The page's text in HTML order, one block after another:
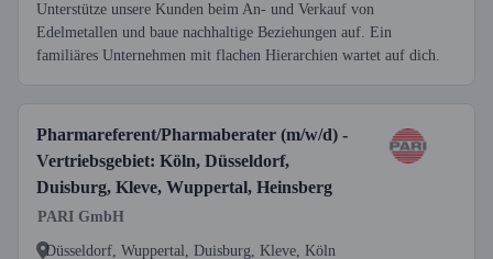
Unterstütze unsere Kunden beim An- und Verkauf von
Edelmetallen und baue nachhaltige Beziehungen auf. Ein
familiäres Unternehmen mit flachen Hierarchien wartet auf dich.
Pharmareferent/Pharmaberater (m/w/d) -
Vertriebsgebiet: Köln, Düsseldorf,
Duisburg, Kleve, Wuppertal, Heinsberg
PARI GmbH
Düsseldorf, Wuppertal, Duisburg, Kleve, Köln